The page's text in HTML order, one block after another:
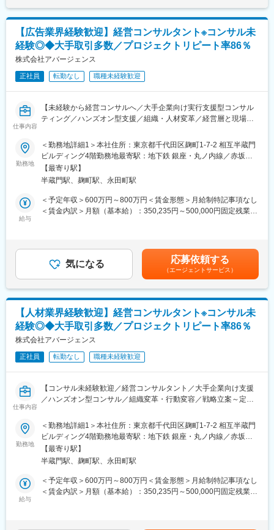
を蒸留・構造化した、超実践的な研修を提供します。座学の知識
提供にとどまらず、実際の事業成果に直結するスキル習得を支援
します。
■担当エリア・働き方：
・勤務スタイル： ハンズオン型支援のため、クライアント先（企
業のオフィスや工場、拠点など）への常駐が基本となります。
全体のViability（実行能力）を高めることで、再現性のある成果を
生み出します。
■業務詳細：
ト先へ常駐し以下のフェーズを推進。
1. 調査・分析・戦略策定（診断フェーズ）
3. 検証・定着化（定着フェーズ）
クライアントの課題に合わせて、以下のプログラムを組み合わせ
て提供します。
◇成果創出プログラム：
営業、製造、経営企画などあらゆる部門において「マネジメント
づき」を与え、認識と行動を変えることで組織としての実行力を
高めます。
ための事業基盤を構築します。
◇実践型研修：
アバージェンスが現場で培った「事業成果を生み出すノウハウ」
を蒸留・構造化した、超実践的な研修を提供します。座学の知識
提供にとどまらず、実際の事業成果に直結するスキル習得を支援
します。
■担当エリア・働き方：
・勤務スタイル： ハンズオン型支援のため、クライアント先（企
業のオフィスや工場、拠点など）への常駐が基本となります。
を通じて上下する可能性があります。月給(月額)は固定手当を含め
た表記です。
【広告業界経験歓迎】経営コンサルタント※コンサル未
経験◎◆大手取引多数／プロジェクトリピート率86％
株式会社アバージェンス
正社員 転勤なし 職種未経験歓迎
仕事内容
【未経験から経営コンサルへ／大手企業向け実行支援型コンサル
ティング／ハンズオン型支援／組織・人材変革／経営層と現場を
／充実した研修制度／高いプロジェクトリピート率86％】
■業務内容：
戦略立案から現場への定着までクライアント企業に入り込み、組
織と人の行動変容を通じて「定量的な成果」を創出する実行支援
型コンサルティングをお任せします。
綺麗な戦略を描いて終わりにするファームではありません。 クラ
イアントの経営戦略に基づき、現場に入り込む「ハンズオン型
最大の特徴は、「経営層（戦略）」と「現場（実行）」の間に生
じる乖離を埋めることです。 トップマネジメントを巻き込みなが
ら、現場の管理職（マネージャー）の意識や行動を変革し、組織
■業務詳細：
プロジェクト期間（数ヶ月～半年程度）は、基本的にクライアン
ト先へ常駐し以下のフェーズを推進。
2. 実行支援・行動変容（実行フェーズ）
3. 検証・定着化（定着フェーズ）
■主なプロジェクトテーマ・ソリューション：
クライアントの課題に合わせて、以下のプログラムを組み合わせ
◇成果創出プログラム：
営業、製造、経営企画などあらゆる部門において「マネジメント
力」を切り口に課題を解決。管理者に対して様々な角度から「気
づき」を与え、認識と行動を変えることで組織としての実行力を
◇新規事業創出/戦略立案の支援：
事業の立ち上げ支援だけでなく、「自走するまでの仕組みづく
勤務地
＜勤務地詳細1＞本社住所：東京都千代田区麹町1-7-2 相互半蔵門
ビルディング4階勤務地最寄駅：地下鉄 銀座・丸ノ内線／赤坂見
附駅受動喫煙対策：敷地内喫煙可能場所あり＜勤務地詳細2＞常駐
先クライアント企業住所：全国 受動喫煙対策：その他（就業地に
【最寄り駅】
半蔵門駅、麹町駅、永田町駅
給与
＜予定年収＞600万円～800万円＜賃金形態＞月給制特記事項なし
＜賃金内訳＞月額（基本給）：350,235円～500,000円固定残業手
給与補足＞上記＋プロジェクト期間中はアサイン手当（5,000円/
日）支給（例）20日稼働の場合約月10万円／年120万円程度上乗
せ■賞与：業績に応じて賃金はあくまでも目安の金額であり、選考
を通じて上下する可能性があります。月給(月額)は固定手当を含め
た表記です。
気になる 応募依頼する
（エージェントサービス）
【人材業界経験歓迎】経営コンサルタント※コンサル未
経験◎◆大手取引多数／プロジェクトリピート率86％
株式会社アバージェンス
正社員 転勤なし 職種未経験歓迎
仕事内容
【コンサル未経験歓迎／経営コンサルタント／大手企業向け支援
／ハンズオン型コンサル／組織変革・行動変容／戦略立案～定着
■業務内容：
戦略立案から現場への定着までクライアント企業に入り込み、組
織と人の行動変容を通じて「定量的な成果」を創出する実行支援
型コンサルティングをお任せします。
綺麗な戦略を描いて終わりにするファームではありません。 クラ
イアントの経営戦略に基づき、現場に入り込む「ハンズオン型
勤務地
＜勤務地詳細1＞本社住所：東京都千代田区麹町1-7-2 相互半蔵門
ビルディング4階勤務地最寄駅：地下鉄 銀座・丸ノ内線／赤坂見
附駅受動喫煙対策：敷地内喫煙可能場所あり＜勤務地詳細2＞常駐
先クライアント企業住所：全国 受動喫煙対策：その他（就業地に
【最寄り駅】
半蔵門駅、麹町駅、永田町駅
給与
＜予定年収＞600万円～800万円＜賃金形態＞月給制特記事項なし
＜賃金内訳＞月額（基本給）：350,235円～500,000円固定残業手